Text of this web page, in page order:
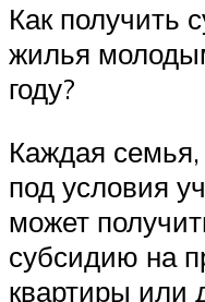
Как получить
жилья
году?
Каждая семья,
под условия
может
субсидию на
квартиры или